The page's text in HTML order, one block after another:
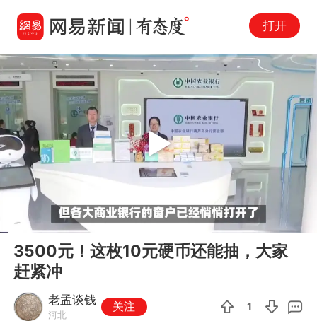
打开
00:00 01:27
Play
3500元！这枚10元硬币还能抽，大家
赶紧冲
老孟谈钱
河北
关注 1